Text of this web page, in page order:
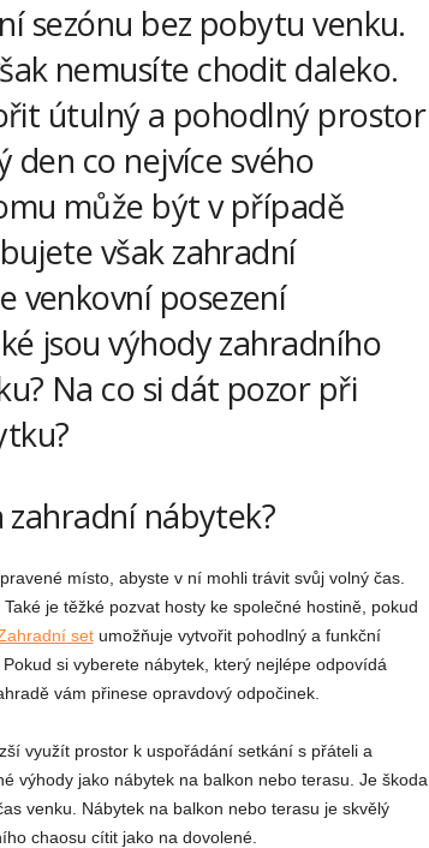
sezónu bez pobytu venku.
nemusíte chodit daleko.
útulný a pohodlný prostor
den co nejvíce svého
může být v případě
však zahradní
venkovní posezení
jsou výhody zahradního
Na co si dát pozor při
zahradní nábytek?
místo, abyste v ní mohli trávit svůj volný čas.
je těžké pozvat hosty ke společné hostině, pokud
setumožňuje vytvořit pohodlný a funkční
si vyberete nábytek, který nejlépe odpovídá
vám přinese opravdový odpočinek.
využít prostor k uspořádání setkání s přáteli a
výhody jako nábytek na balkon nebo terasu. Je škoda
venku. Nábytek na balkon nebo terasu je skvělý
chaosu cítit jako na dovolené.